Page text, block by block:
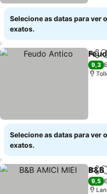
Selecione as datas para ver
exatos.
9,3
Selecione as datas para ver
exatos.
B&B
9,5